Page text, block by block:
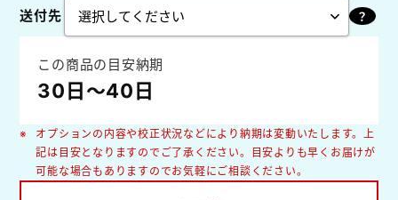
送付先
この商品の目安納期
30日～40日
オプションの内容や校正状況などにより納期は変動いたします。上
記は目安となりますのでご了承ください。目安よりも早くお届けが
可能な場合もありますのでお気軽にご相談ください。